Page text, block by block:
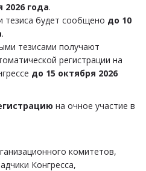
2026 года.
тезиса будет сообщено до 10
.
тезисами получают
регистрации на
до 15 октября 2026
на очное участие в
комитетов,
Конгресса,